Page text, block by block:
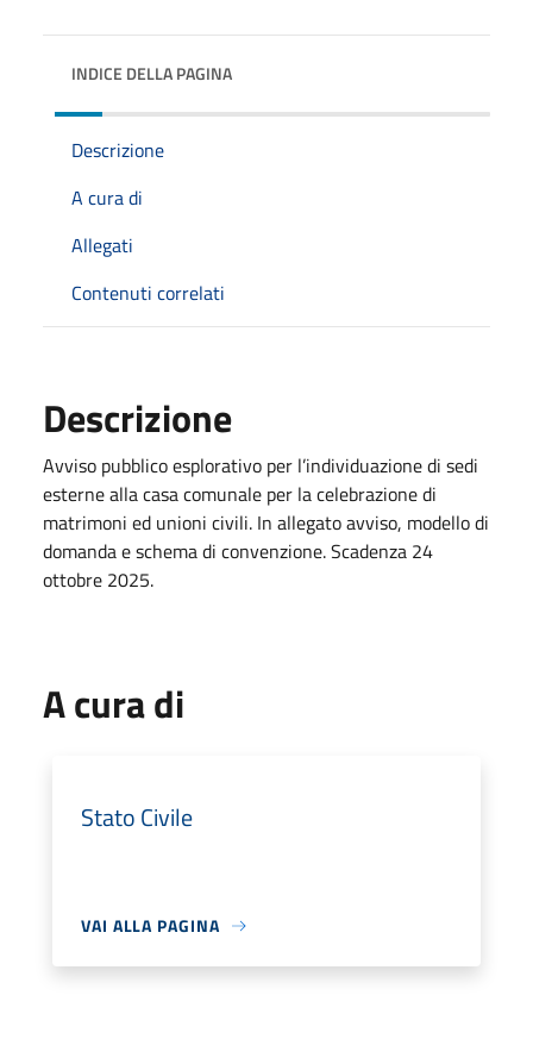
INDICE DELLA PAGINA
Descrizione
A cura di
Allegati
Contenuti correlati
Descrizione
Avviso pubblico esplorativo per l’individuazione di sedi
esterne alla casa comunale per la celebrazione di
matrimoni ed unioni civili. In allegato avviso, modello di
domanda e schema di convenzione. Scadenza 24
ottobre 2025.
A cura di
Stato Civile
VAI ALLA PAGINA